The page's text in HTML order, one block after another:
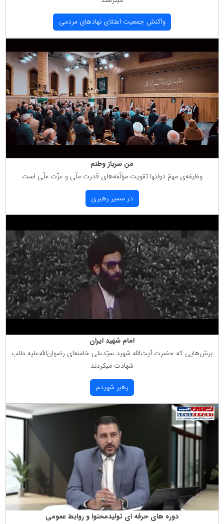
واكنش جمعیت اعتلای نهادهای مردمی
من سرباز وطنم
وظیفه‌ی مهمّ دولتها تقویت مؤلّفه‌های قدرت ملّی و عزّت ملّی است
در مسیر رهبری
امام شهید ایران
برش‌هایی كه حضرت آیت‌الله شهید سیّدعلی خامنه‌ای رضوان‌الله‌علیه طلب
شهادت میكردند
رهبر شهیدم
دوره های حرفه ای تولیدمحتوا و روابط عمومی